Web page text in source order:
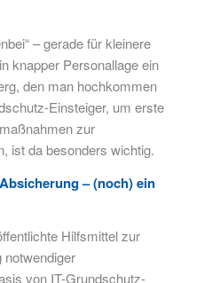
– gerade für kleinere
knapper Personallage ein
den man hochkommen
Einsteiger, um erste
zur
ist da besonders wichtig.
– (noch) ein
Hilfsmittel zur
notwendiger
von IT-Grundschutz-